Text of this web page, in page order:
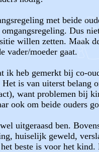
met beide
Dus
willen zetten. Maak
vader/moeder gaat.
ik heb gemerkt bij co-
is van uiterst belang
want problemen bij
ook om beide ouders
uitgeraasd ben.
huiselijk geweld,
beste is voor het